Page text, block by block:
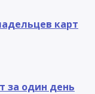
карт
за один день